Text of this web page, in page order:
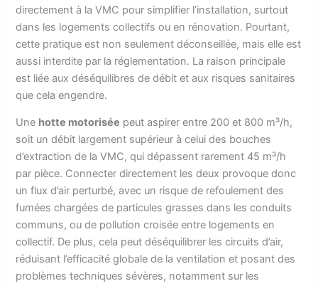
directement à la VMC pour simplifier l’installation, surtout
dans les logements collectifs ou en rénovation. Pourtant,
cette pratique est non seulement déconseillée, mais elle est
aussi interdite par la réglementation. La raison principale
est liée aux déséquilibres de débit et aux risques sanitaires
que cela engendre.
Une hotte motorisée peut aspirer entre 200 et 800 m³/h,
soit un débit largement supérieur à celui des bouches
d’extraction de la VMC, qui dépassent rarement 45 m³/h
par pièce. Connecter directement les deux provoque donc
un flux d’air perturbé, avec un risque de refoulement des
fumées chargées de particules grasses dans les conduits
communs, ou de pollution croisée entre logements en
collectif. De plus, cela peut déséquilibrer les circuits d’air,
réduisant l’efficacité globale de la ventilation et posant des
problèmes techniques sévères, notamment sur les